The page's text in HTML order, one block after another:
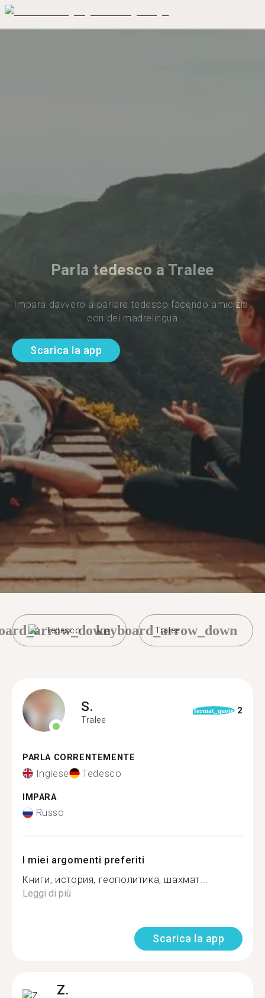
Parla tedesco a Tralee
Impara davvero a parlare tedesco facendo amicizia
con dei madrelingua
Scarica la app
Tedesco Tralee
keyboard_arrow_down
S.
Tralee
format_quote 2
PARLA CORRENTEMENTE
Inglese Tedesco
IMPARA
Russo
I miei argomenti preferiti
Книги, история, геополитика, шахмат...
Leggi di più
Scarica la app
Z.